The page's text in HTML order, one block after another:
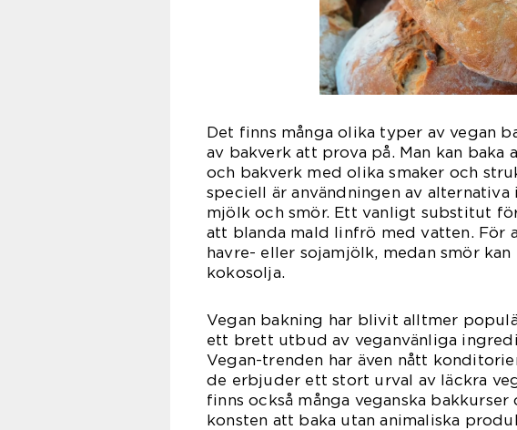
Det finns många olika typer av vegan
av bakverk att prova på. Man kan
och bakverk med olika smaker och
speciell är användningen av
mjölk och smör. Ett vanligt substitut
att blanda mald linfrö med vatten. För
havre- eller sojamjölk, medan smör
kokosolja.
Vegan bakning har blivit alltmer
ett brett utbud av veganvänliga
Vegan-trenden har även nått
de erbjuder ett stort urval av läckra
finns också många veganska
konsten att baka utan animaliska